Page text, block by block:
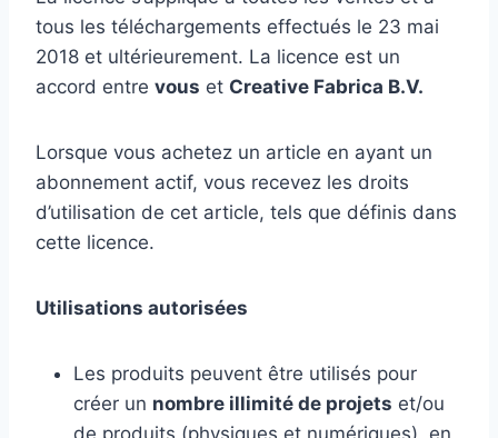
tous les téléchargements effectués le 23 mai
2018 et ultérieurement. La licence est un
accord entre vous et Creative Fabrica B.V.
Lorsque vous achetez un article en ayant un
abonnement actif, vous recevez les droits
d’utilisation de cet article, tels que définis dans
cette licence.
Utilisations autorisées
Les produits peuvent être utilisés pour
créer un nombre illimité de projets et/ou